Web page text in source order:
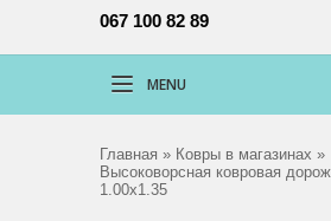
067 100 82 89
MENU
Главная » Ковры в магазинах »
Высоковорсная ковровая
1.00х1.35